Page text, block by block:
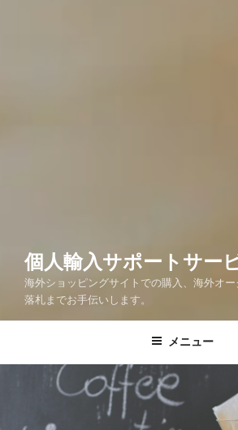
個人輸入サポートサー
海外ショッピングサイトでの購入、海外オ
落札までお手伝いします。
メニュー